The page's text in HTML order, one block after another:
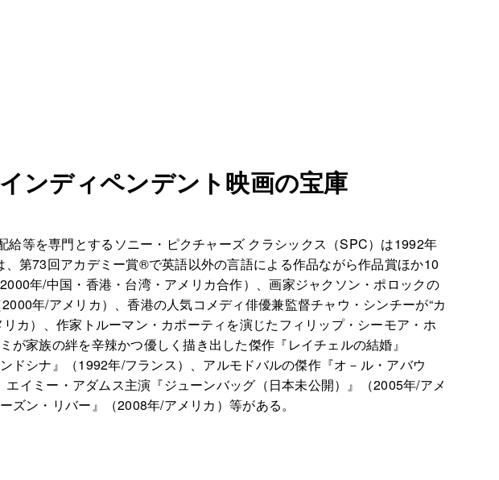
ンディペンデント映画の宝庫
等を専門とするソニー・ピクチャーズ クラシックス（SPC）は1992年
第73回アカデミー賞®で英語以外の言語による作品ながら作品賞ほか10
年/中国・香港・台湾・アメリカ合作）、画家ジャクソン・ポロックの
年/アメリカ）、香港の人気コメディ俳優兼監督チャウ・シンチーが“カ
カ）、作家トルーマン・カポーティを演じたフィリップ・シーモア・ホ
家族の絆を辛辣かつ優しく描き出した傑作『レイチェルの結婚』
ドシナ』（1992年/フランス）、アルモドバルの傑作『オ－ル・アバウ
イミー・アダムス主演『ジューンバッグ（日本未公開）』（2005年/アメ
ン・リバー』（2008年/アメリカ）等がある。